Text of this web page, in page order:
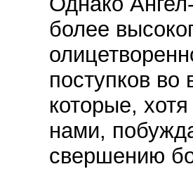
более
поступков
которые,
нами,
свершению